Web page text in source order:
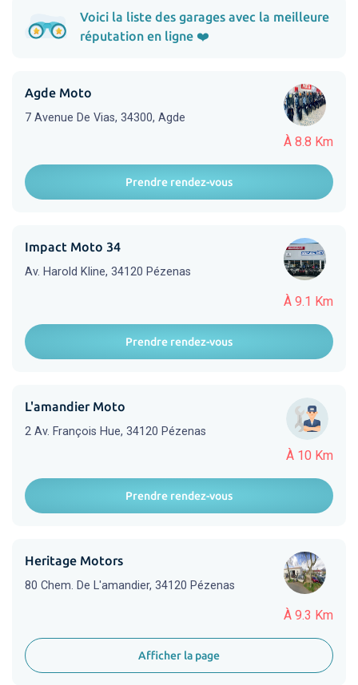
Voici la liste des garages avec la meilleure
réputation en ligne ❤️
À 8.8 Km
Agde Moto
7 Avenue De Vias, 34300, Agde
Prendre rendez-vous
À 9.1 Km
Impact Moto 34
Av. Harold Kline, 34120 Pézenas
Prendre rendez-vous
À 10 Km
L'amandier Moto
2 Av. François Hue, 34120 Pézenas
Prendre rendez-vous
À 9.3 Km
Heritage Motors
80 Chem. De L'amandier, 34120 Pézenas
Afficher la page